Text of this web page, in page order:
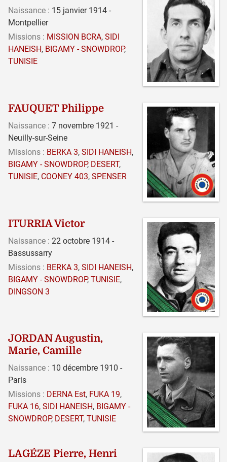
Naissance : 15 janvier 1914 -
Montpellier
Missions : MISSION BCRA, SIDI
HANEISH, BIGAMY - SNOWDROP,
TUNISIE
FAUQUET Philippe
Naissance : 7 novembre 1921 -
Neuilly-sur-Seine
Missions : BERKA 3, SIDI HANEISH,
BIGAMY - SNOWDROP, DESERT,
TUNISIE, COONEY 403, SPENSER
ITURRIA Victor
Naissance : 22 octobre 1914 -
Bassussarry
Missions : BERKA 3, SIDI HANEISH,
BIGAMY - SNOWDROP, TUNISIE,
DINGSON 3
JORDAN Augustin,
Marie, Camille
Naissance : 10 décembre 1910 -
Paris
Missions : DERNA Est, FUKA 19,
FUKA 16, SIDI HANEISH, BIGAMY -
SNOWDROP, DESERT, TUNISIE
LAGÉZE Pierre, Henri